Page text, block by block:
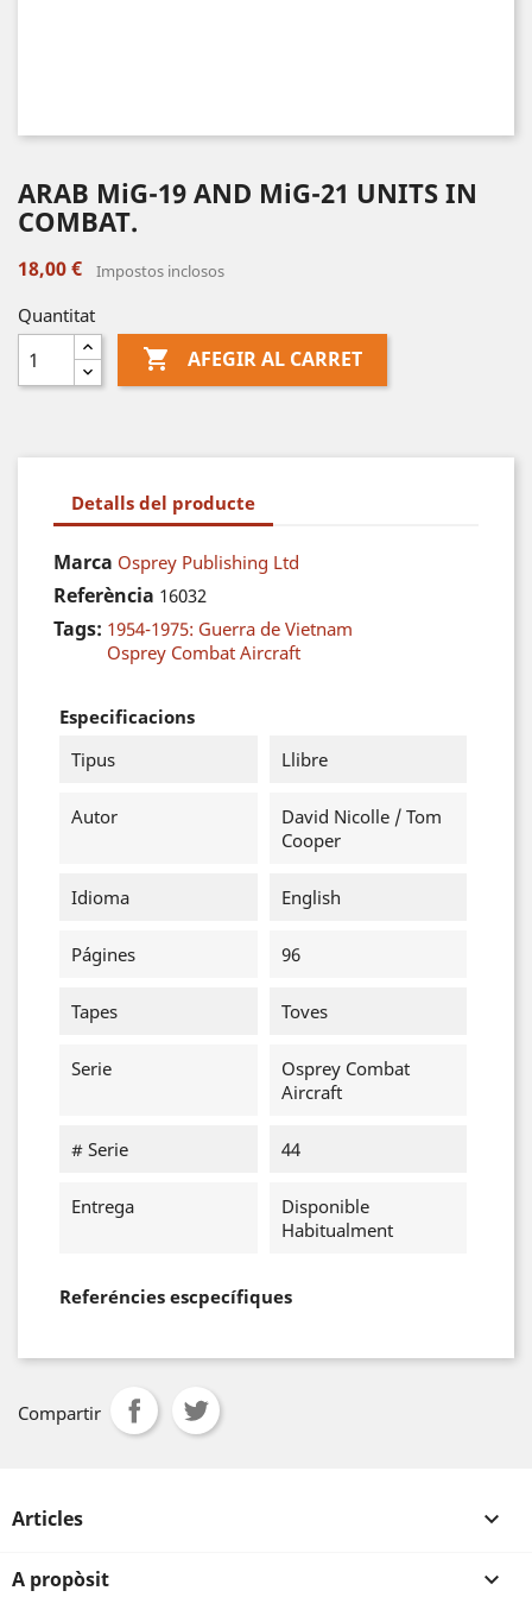
ARAB MiG-19 AND MiG-21 UNITS IN
COMBAT.
18,00 € Impostos inclosos
Quantitat
 AFEGIR AL CARRET
Detalls del producte
Marca Osprey Publishing Ltd
Referència 16032
Tags: 1954-1975: Guerra de Vietnam
Osprey Combat Aircraft
Especificacions
Tipus
Llibre
Autor
David Nicolle / Tom
Cooper
Idioma English
Págines 96
Tapes Toves
Serie
Osprey Combat
Aircraft
# Serie 44
Entrega
Disponible
Habitualment
Referéncies escpecífiques
Compartir
Articles 
A propòsit 